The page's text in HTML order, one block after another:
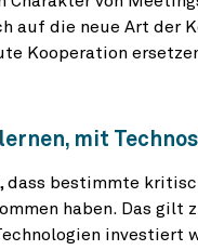
auf die neue Art der
Kooperation
mit
dass bestimmte
haben. Das gilt
investiert